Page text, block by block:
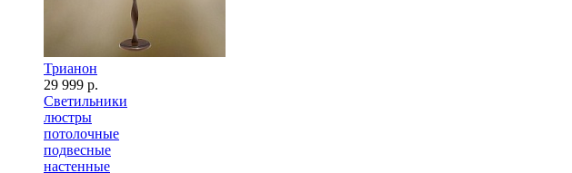
Трианон
29 999 р.
Светильники
люстры
потолочные
подвесные
настенные